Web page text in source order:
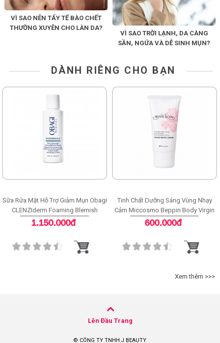
VÌ SAO NÊN TẨY TẾ BÀO CHẾT
THƯỜNG XUYÊN CHO LÀN DA?
VÌ SAO TRỜI LẠNH, DA CÀNG
SẦN, NGỨA VÀ DỄ SINH MỤN?
DÀNH RIÊNG CHO BẠN
Sữa Rửa Mặt Hỗ Trợ Giảm Mụn Obagi
CLENZIderm Foaming Blemish
Cleanser
1.150.000đ
Tinh Chất Dưỡng Sáng Vùng Nhạy
Cảm Miccosmo Beppin Body Virgin
White Serum
600.000đ
Xem thêm >>>
Lên Đầu Trang
© CÔNG TY TNHH J BEAUTY